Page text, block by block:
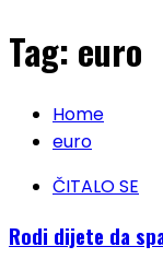
Tag: euro
Home
euro
ČITALO SE
Rodi dijete da